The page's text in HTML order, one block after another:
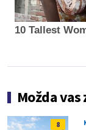
10 Tallest
Možda
8